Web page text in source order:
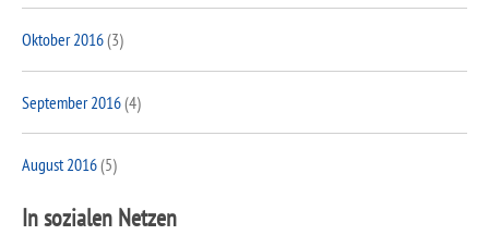
Oktober 2016(3)
September 2016(4)
August 2016(5)
In sozialen Netzen